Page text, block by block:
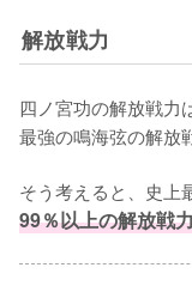
解放戦力
四ノ宮功の解放戦力は
最強の鳴海弦の解放
そう考えると、史上
99％以上の解放戦